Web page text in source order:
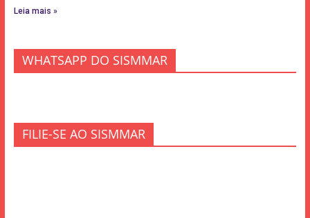
Leia mais »
WHATSAPP DO SISMMAR
FILIE-SE AO SISMMAR